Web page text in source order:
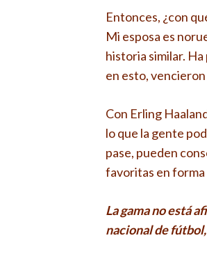
Entonces, ¿con
Mi esposa es
historia similar.
en esto,
Con Erling
lo que la gente
pase, pueden
favoritas en forma
La gama no está
nacional de